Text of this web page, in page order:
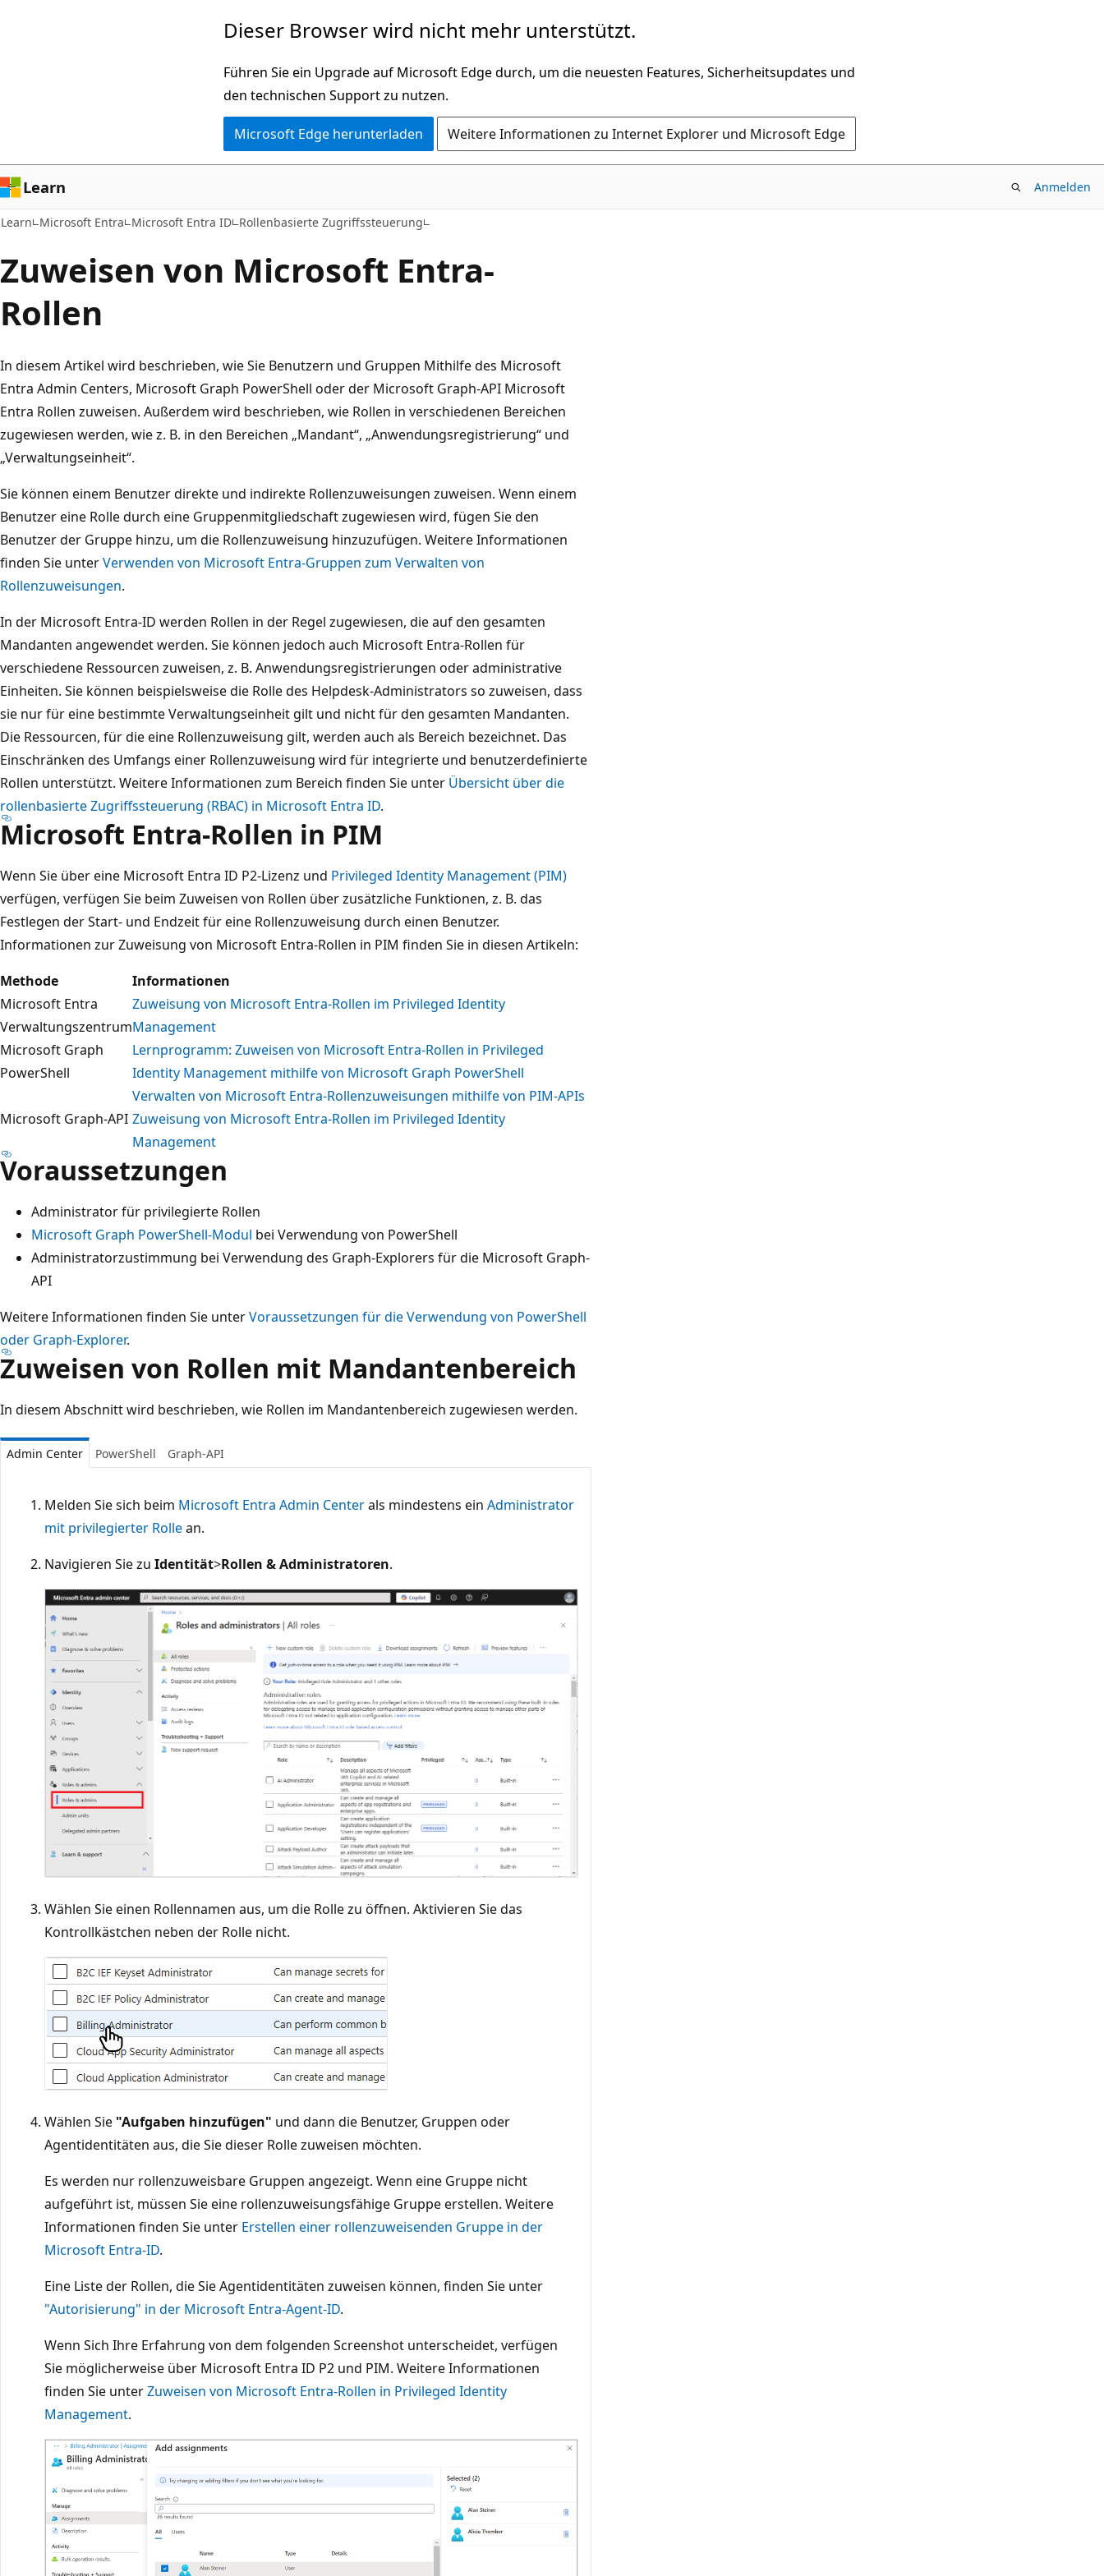
Dieser Browser wird nicht mehr unterstützt.
Führen Sie ein Upgrade auf Microsoft Edge durch, um die neuesten Features, Sicherheitsupdates und
den technischen Support zu nutzen.
Microsoft Edge herunterladen Weitere Informationen zu Internet Explorer und Microsoft Edge
Learn Anmelden
Learn Microsoft Entra Microsoft Entra ID Rollenbasierte Zugriffssteuerung
Zuweisen von Microsoft Entra-
Rollen
In diesem Artikel wird beschrieben, wie Sie Benutzern und Gruppen Mithilfe des Microsoft
Entra Admin Centers, Microsoft Graph PowerShell oder der Microsoft Graph-API Microsoft
Entra Rollen zuweisen. Außerdem wird beschrieben, wie Rollen in verschiedenen Bereichen
zugewiesen werden, wie z. B. in den Bereichen „Mandant“, „Anwendungsregistrierung“ und
„Verwaltungseinheit“.
Sie können einem Benutzer direkte und indirekte Rollenzuweisungen zuweisen. Wenn einem
Benutzer eine Rolle durch eine Gruppenmitgliedschaft zugewiesen wird, fügen Sie den
Benutzer der Gruppe hinzu, um die Rollenzuweisung hinzuzufügen. Weitere Informationen
finden Sie unterVerwenden von Microsoft Entra-Gruppen zum Verwalten von
Rollenzuweisungen.
In der Microsoft Entra-ID werden Rollen in der Regel zugewiesen, die auf den gesamten
Mandanten angewendet werden. Sie können jedoch auch Microsoft Entra-Rollen für
verschiedene Ressourcen zuweisen, z. B. Anwendungsregistrierungen oder administrative
Einheiten. Sie können beispielsweise die Rolle des Helpdesk-Administrators so zuweisen, dass
sie nur für eine bestimmte Verwaltungseinheit gilt und nicht für den gesamten Mandanten.
Die Ressourcen, für die eine Rollenzuweisung gilt, werden auch als Bereich bezeichnet. Das
Einschränken des Umfangs einer Rollenzuweisung wird für integrierte und benutzerdefinierte
Rollen unterstützt. Weitere Informationen zum Bereich finden Sie unter Übersicht über die
rollenbasierte Zugriffssteuerung (RBAC) in Microsoft Entra ID.
Microsoft Entra-Rollen in PIM
Wenn Sie über eine Microsoft Entra ID P2-Lizenz und Privileged Identity Management (PIM)
verfügen, verfügen Sie beim Zuweisen von Rollen über zusätzliche Funktionen, z. B. das
Festlegen der Start- und Endzeit für eine Rollenzuweisung durch einen Benutzer.
Informationen zur Zuweisung von Microsoft Entra-Rollen in PIM finden Sie in diesen Artikeln:
Methode
Informationen
Microsoft Entra
Verwaltungszentrum
Zuweisung von Microsoft Entra-Rollen im Privileged Identity
Management
Microsoft Graph
PowerShell
Lernprogramm: Zuweisen von Microsoft Entra-Rollen in Privileged
Identity Management mithilfe von Microsoft Graph PowerShell
Microsoft Graph-API
Verwalten von Microsoft Entra-Rollenzuweisungen mithilfe von PIM-APIs
Zuweisung von Microsoft Entra-Rollen im Privileged Identity
Management
Voraussetzungen
Administrator für privilegierte Rollen
Microsoft Graph PowerShell-Modul bei Verwendung von PowerShell
Administratorzustimmung bei Verwendung des Graph-Explorers für die Microsoft Graph-
API
Weitere Informationen finden Sie unterVoraussetzungen für die Verwendung von PowerShell
oder Graph-Explorer.
Zuweisen von Rollen mit Mandantenbereich
In diesem Abschnitt wird beschrieben, wie Rollen im Mandantenbereich zugewiesen werden.
Admin Center PowerShell Graph-API
Melden Sie sich beim Microsoft Entra Admin Centerals mindestens ein Administrator
mit privilegierter Rollean.
Navigieren Sie zu Identität>Rollen & Administratoren.
Wählen Sie einen Rollennamen aus, um die Rolle zu öffnen. Aktivieren Sie das
Kontrollkästchen neben der Rolle nicht.
Wählen Sie "Aufgaben hinzufügen" und dann die Benutzer, Gruppen oder
Agentidentitäten aus, die Sie dieser Rolle zuweisen möchten.
Es werden nur rollenzuweisbare Gruppen angezeigt. Wenn eine Gruppe nicht
aufgeführt ist, müssen Sie eine rollenzuweisungsfähige Gruppe erstellen. Weitere
Informationen finden Sie unter Erstellen einer rollenzuweisenden Gruppe in der
Microsoft Entra-ID.
Eine Liste der Rollen, die Sie Agentidentitäten zuweisen können, finden Sie unter
"Autorisierung" in der Microsoft Entra-Agent-ID.
Wenn Sich Ihre Erfahrung von dem folgenden Screenshot unterscheidet, verfügen
Sie möglicherweise über Microsoft Entra ID P2 und PIM. Weitere Informationen
finden Sie unterZuweisen von Microsoft Entra-Rollen in Privileged Identity
Management.